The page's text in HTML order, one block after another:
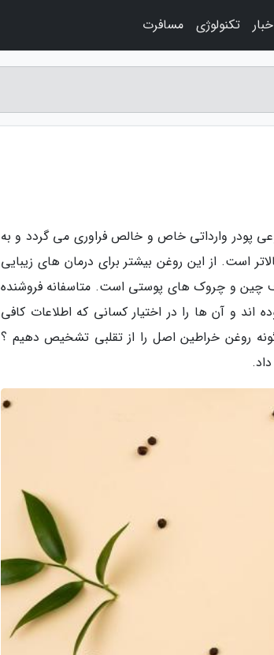
پودر وارداتی خاص و خالص فراوری می گردد و به
است. از این روغن بیشتر برای درمان های زیبایی
چین و چروک های پوستی است. متاسفانه فروشنده
اند و آن ها را در اختیار کسانی که اطلاعات کافی
روغن خراطین اصل را از تقلبی تشخیص دهیم ؟
تکنولوژی مسافرت